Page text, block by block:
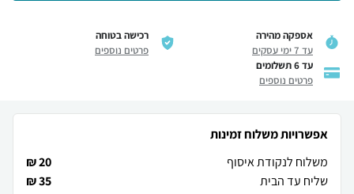
אספקה מהירה
עד 7 ימי עסקים
רכישה בטוחה
פרטים נוספים
עד 6 תשלומים
פרטים נוספים
אפשרויות משלוח זמינות
משלוח לנקודת איסוף
20 ₪
שליח עד הבית
35 ₪